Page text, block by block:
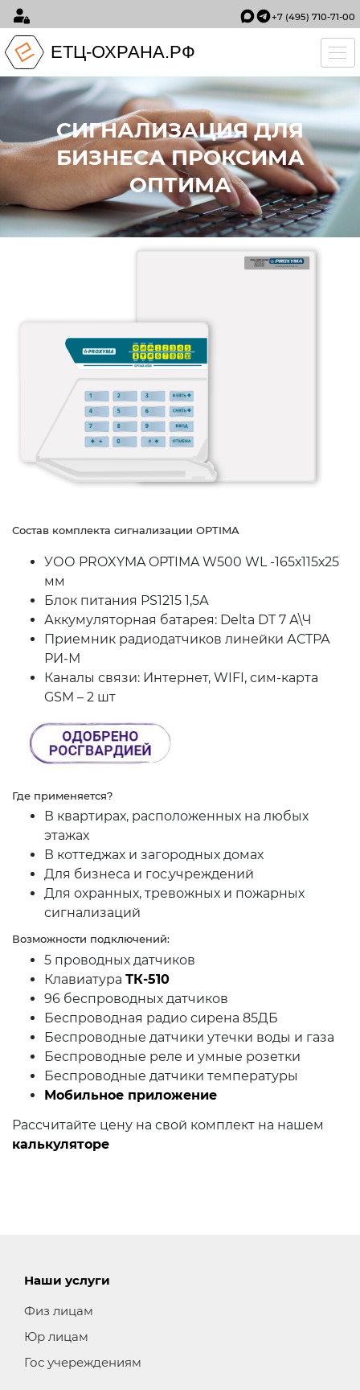
+7 (495) 710-71-00
ЕТЦ-ОХРАНА.РФ
СИГНАЛИЗАЦИЯ ДЛЯ
БИЗНЕСА ПРОКСИМА
ОПТИМА
Состав комплекта сигнализации OPTIMA
УОО PROXYMA OPTIMA W500 WL -165х115х25
мм
Блок питания PS1215 1,5А
Аккумуляторная батарея: Delta DT 7 А\Ч
Приемник радиодатчиков линейки АСТРА
РИ-М
Каналы связи: Интернет, WIFI, сим-карта
GSM – 2 шт
Где применяется?
В квартирах, расположенных на любых
этажах
В коттеджах и загородных домах
Для бизнеса и гос.учреждений
Для охранных, тревожных и пожарных
сигнализаций
Возможности подключений:
5 проводных датчиков
Клавиатура ТК-510
96 беспроводных датчиков
Беспроводная радио сирена 85ДБ
Беспроводные датчики утечки воды и газа
Беспроводные реле и умные розетки
Беспроводные датчики температуры
Мобильное приложение
Рассчитайте цену на свой комплект на нашем
калькуляторе
Наши услуги
Физ лицам
Юр лицам
Гос учереждениям